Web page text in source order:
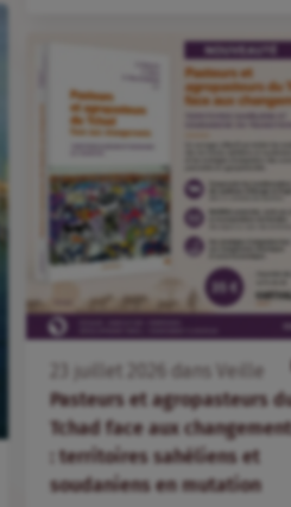
juillet dans
Veille
Pasteurs et agropasteurs
Tchad face aux
: territoires sahéliens et
soudaniens en mutation